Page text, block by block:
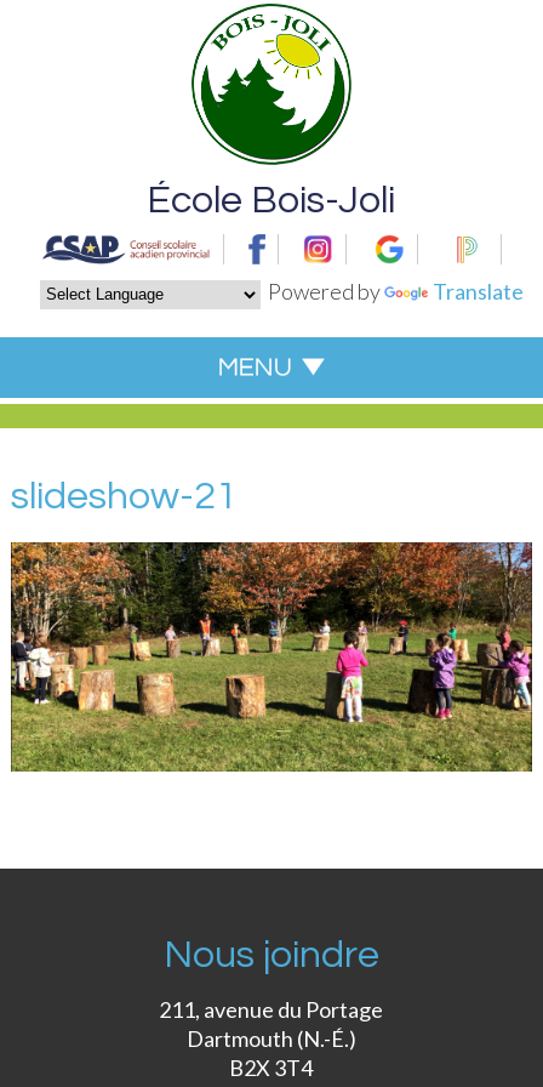
Powered by Translate
École Bois-Joli
slideshow-21
Nous joindre
211, avenue du Portage
Dartmouth (N.-É.)
B2X 3T4